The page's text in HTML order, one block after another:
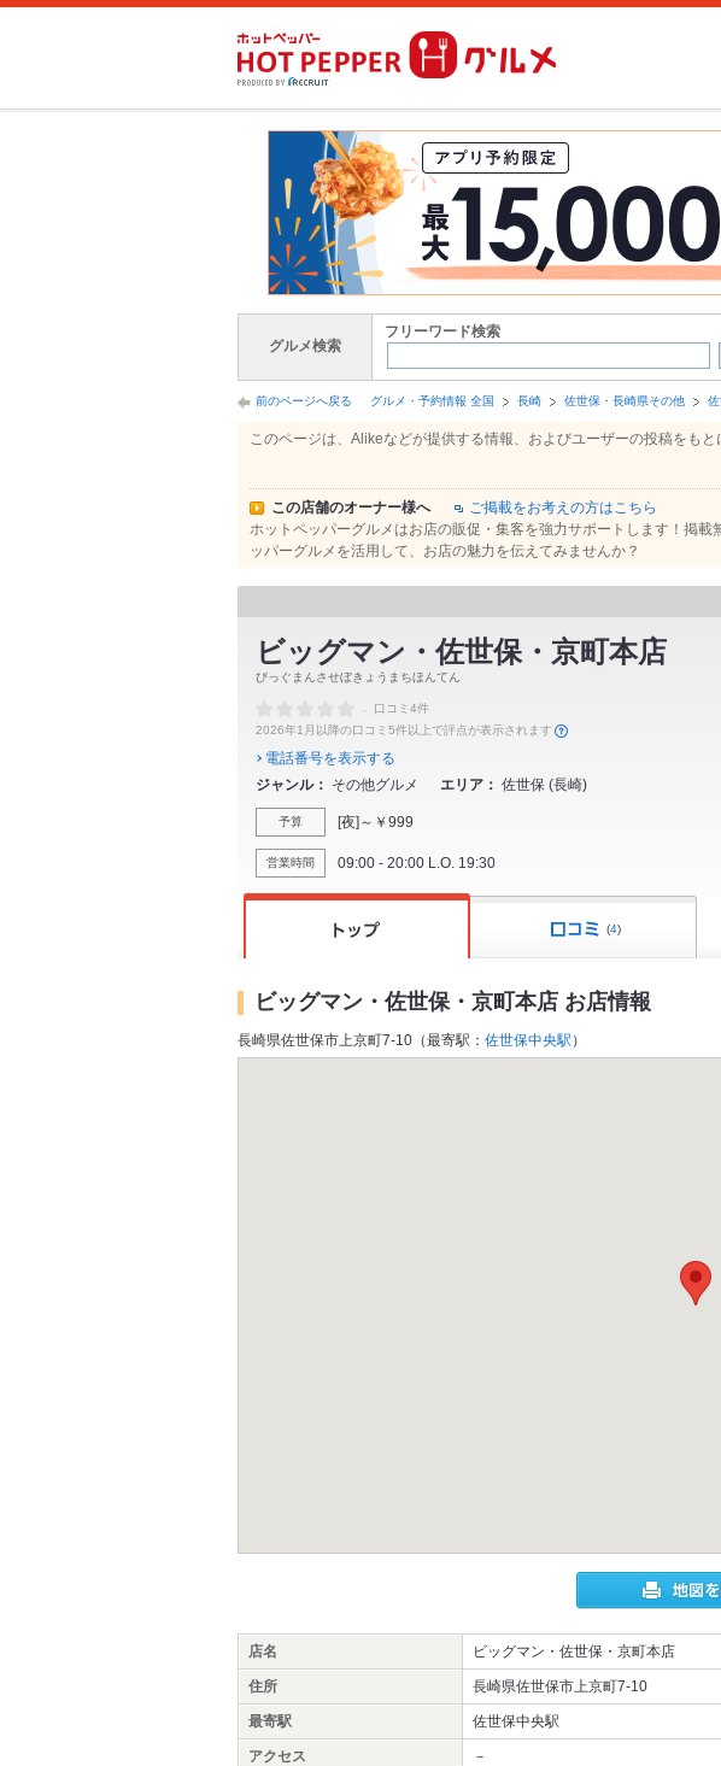
グルメ検索
フリーワード検索
前のページへ戻る グルメ・予約情報 全国 長崎 佐世保・長崎県その他
このページは、Alikeなどが提供する情報、およびユーザーの投稿をも
この店舗のオーナー様へ
ご掲載をお考えの方はこちら
ホットペッパーグルメはお店の販促・集客を強力サポートします！掲
ッパーグルメを活用して、お店の魅力を伝えてみませんか？
ビッグマン・佐世保・京町本店
びっぐまんさせぼきょうまちほんてん
口コミ4件
2026年1月以降の口コミ5件以上で評点が表示されます
電話番号を表示する
ジャンル
その他グルメ エリア 佐世保 (長崎)
予算 [夜]～￥999
営業時間 09:00 - 20:00 L.O. 19:30
(4)
ビッグマン・佐世保・京町本店 お店情報
長崎県佐世保市上京町7-10（最寄駅： 佐世保中央駅 ）
店名 ビッグマン・佐世保・京町本店
住所 長崎県佐世保市上京町7-10
最寄駅 佐世保中央駅
アクセス －